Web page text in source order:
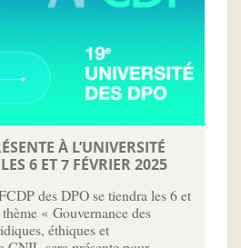
À L’UNIVERSITÉ
6 ET 7 FÉVRIER 2025
des DPO se tiendra les 6 et
« Gouvernance des
éthiques et